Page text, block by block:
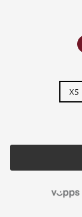
XS